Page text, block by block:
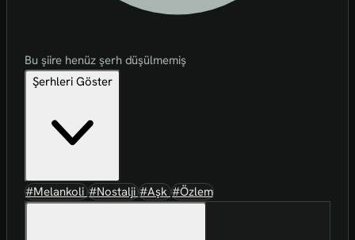
Bu şiire henüz şerh düşülmemiş
Şerhleri Göster
#Melankoli#Nostalji#Aşk#Özlem